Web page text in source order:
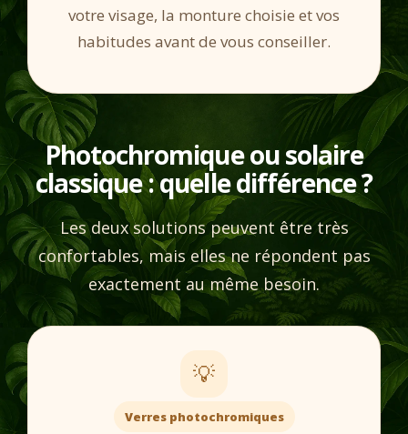
votre visage, la monture choisie et vos
habitudes avant de vous conseiller.
Photochromique ou solaire
classique : quelle différence ?
Les deux solutions peuvent être très
confortables, mais elles ne répondent pas
exactement au même besoin.
💡
Verres photochromiques